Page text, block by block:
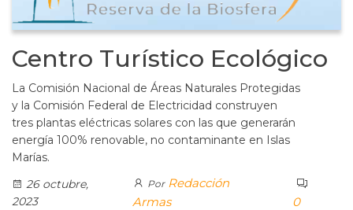
Centro Turístico Ecológico
La Comisión Nacional de Áreas Naturales Protegidas
y la Comisión Federal de Electricidad construyen
tres plantas eléctricas solares con las que generarán
energía 100% renovable, no contaminante en Islas
Marías.
26 octubre,
2023
Por Redacción
Armas
0